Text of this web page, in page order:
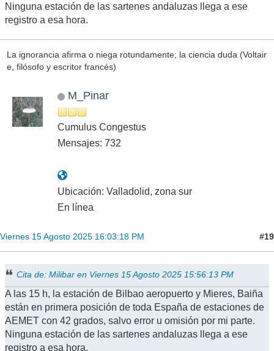
Ninguna estación de las sartenes andaluzas llega a ese
registro a esa hora.
La ignorancia afirma o niega rotundamente; la ciencia duda (Voltair
e, filósofo y escritor francés)
M_Pinar
Cumulus Congestus
Mensajes: 732
Ubicación: Valladolid, zona sur
En línea
Viernes 15 Agosto 2025 16:03:18 PM #19
Cita de: Milibar en Viernes 15 Agosto 2025 15:56:13 PM
A las 15 h, la estación de Bilbao aeropuerto y Mieres, Baiña
están en primera posición de toda España de estaciones de
AEMET con 42 grados, salvo error u omisión por mi parte.
Ninguna estación de las sartenes andaluzas llega a ese
registro a esa hora.